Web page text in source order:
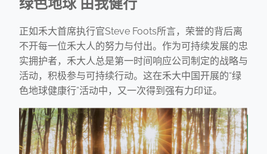
正如禾大首席执行官Steve Foots所言，荣誉的背后离
不开每一位禾大人的努力与付出。作为可持续发展的忠
实拥护者，禾大人总是第一时间响应公司制定的战略与
活动，积极参与可持续行动。这在禾大中国开展的“绿
色地球健康行”活动中，又一次得到强有力印证。